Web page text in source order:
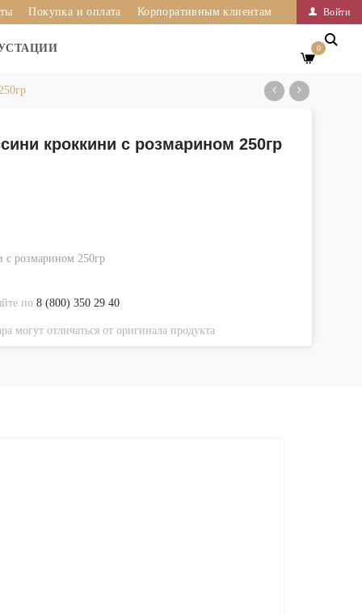
Войти
Покупка и оплата Корпоративным клиентам
0
кроккини с розмарином 250гр
с розмарином 250гр
по 8 (800) 350 29 40
могут отличаться от оригинала продукта